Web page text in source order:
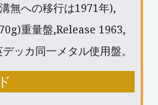
無への移行は1971年),
重量盤,Release 1963,
ッカ同一メタル使用盤。